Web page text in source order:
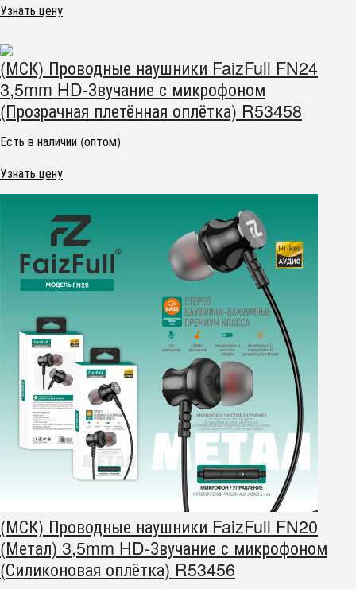
Узнать цену
(МСК) Проводные наушники FaizFull FN24
3,5mm HD-Звучание с микрофоном
(Прозрачная плетённая оплётка) R53458
Есть в наличии (оптом)
Узнать цену
(МСК) Проводные наушники FaizFull FN20
(Метал) 3,5mm HD-Звучание с микрофоном
(Силиконовая оплётка) R53456